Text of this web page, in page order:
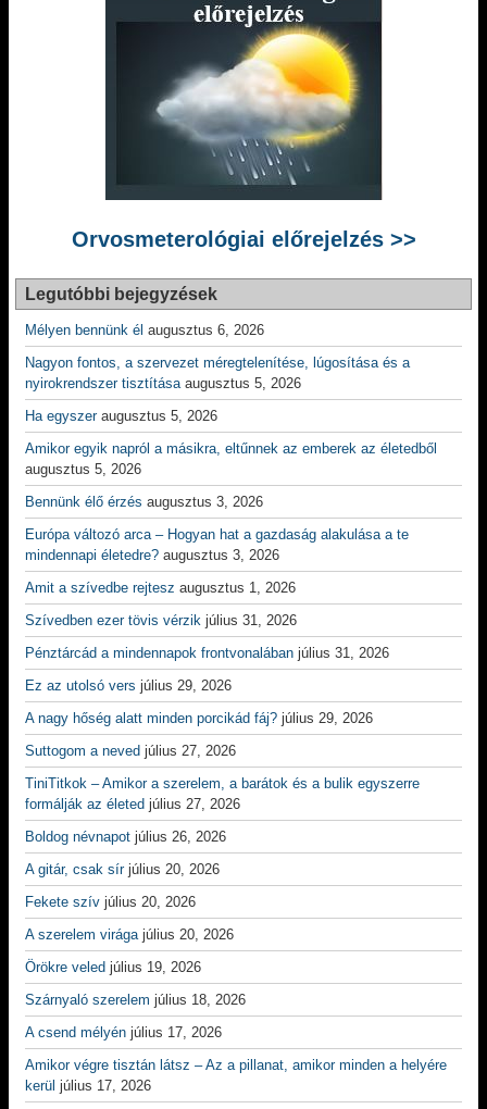
Orvosmeterológiai előrejelzés >>
Legutóbbi bejegyzések
Mélyen bennünk él augusztus 6, 2026
Nagyon fontos, a szervezet méregtelenítése, lúgosítása és a
nyirokrendszer tisztítása augusztus 5, 2026
Ha egyszer augusztus 5, 2026
Amikor egyik napról a másikra, eltűnnek az emberek az életedből
augusztus 5, 2026
Bennünk élő érzés augusztus 3, 2026
Európa változó arca – Hogyan hat a gazdaság alakulása a te
mindennapi életedre? augusztus 3, 2026
Amit a szívedbe rejtesz augusztus 1, 2026
Szívedben ezer tövis vérzik július 31, 2026
Pénztárcád a mindennapok frontvonalában július 31, 2026
Ez az utolsó vers július 29, 2026
A nagy hőség alatt minden porcikád fáj? július 29, 2026
Suttogom a neved július 27, 2026
TiniTitkok – Amikor a szerelem, a barátok és a bulik egyszerre
formálják az életed július 27, 2026
Boldog névnapot július 26, 2026
A gitár, csak sír július 20, 2026
Fekete szív július 20, 2026
A szerelem virága július 20, 2026
Örökre veled július 19, 2026
Szárnyaló szerelem július 18, 2026
A csend mélyén július 17, 2026
Amikor végre tisztán látsz – Az a pillanat, amikor minden a helyére
kerül július 17, 2026